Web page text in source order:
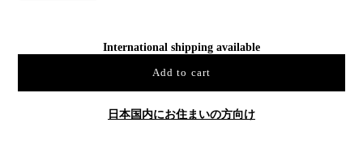
International shipping available
Add to cart
日本国内にお住まいの方向け